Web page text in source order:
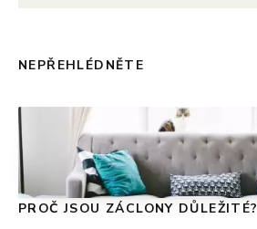
NEPŘEHLÉDNĚTE
PROČ JSOU ZÁCLONY DŮLEŽITÉ?